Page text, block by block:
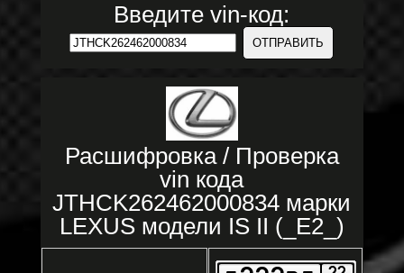
Введите vin-код:
Расшифровка / Проверка
vin кода
JTHCK262462000834 марки
LEXUS модели IS II (_E2_)